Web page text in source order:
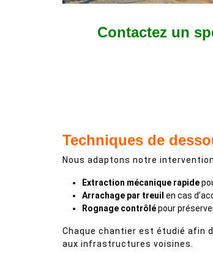
Contactez un
Techniques de
Nous adaptons notre
Extraction mécanique rapide
Arrachage par treuil en cas
Rognage contrôlépour
Chaque chantier est étudié afin
aux infrastructures voisines.